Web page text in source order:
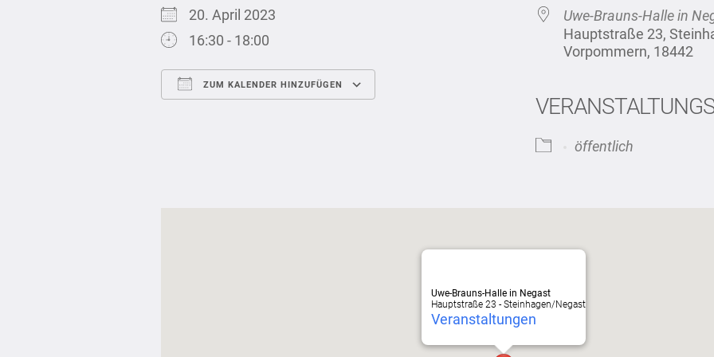
20. April 2023
16:30 - 18:00
ZUM KALENDER HINZUFÜGEN
iCalendar
Uwe-Brauns-Halle in
Hauptstraße 23,
Vorpommern, 18442
öffentlich
Uwe-Brauns-Halle in Negast
Hauptstraße 23 - Steinhagen/Negast
Veranstaltungen